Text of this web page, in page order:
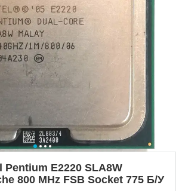
E2220 SLA8W
800 MHz FSB Socket 775 Б/У